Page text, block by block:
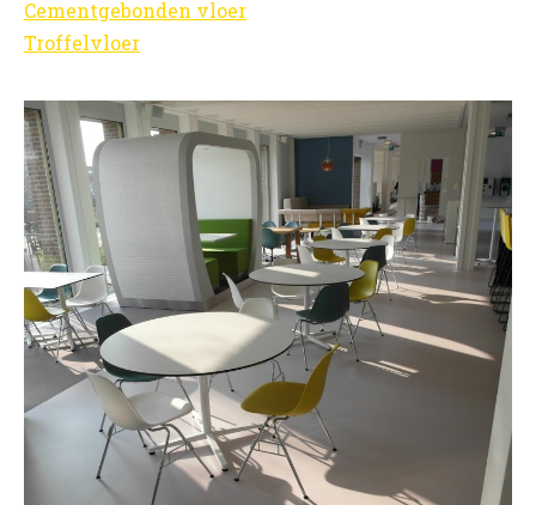
Cementgebonden vloer
Troffelvloer